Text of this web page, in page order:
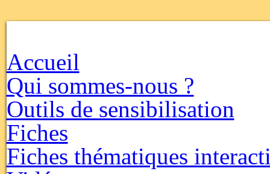
Accueil
Qui sommes-nous ?
Outils de sensibilisation
Fiches
Fiches thématiques